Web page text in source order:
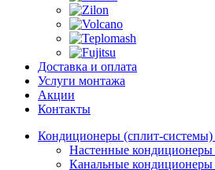
Доставка и оплата
Услуги монтажа
Акции
Контакты
Кондиционеры (сплит-системы)
Настенные кондиционеры
Канальные кондиционеры